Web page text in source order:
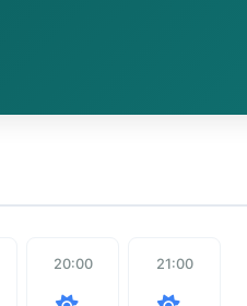
20:00 21:00